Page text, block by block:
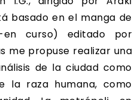
basado en el manga de
en curso) editado por
me propuse realizar una
de la ciudad como
la raza humana, como